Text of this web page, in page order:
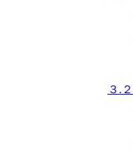
３.